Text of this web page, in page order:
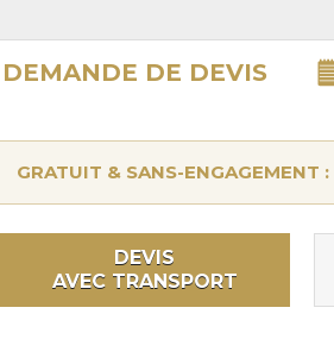
DEMANDE DE DEVIS
GRATUIT & SANS-ENGAGEMENT :
DEVIS
AVEC TRANSPORT